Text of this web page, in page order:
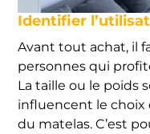
Identifier
Avant tout achat, il
personnes qui
La taille ou le poids
influencent le choix
du matelas. C’est